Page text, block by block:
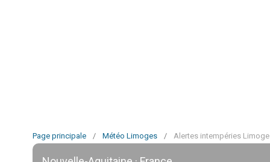
Page principale / Météo Limoges / Alertes intempéries